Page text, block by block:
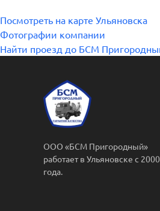
Посмотреть на карте Ульяновска
Фотографии компании
Найти проезд до БСМ
ООО «БСМ Пригородный»
работает в Ульяновске с 2000
года.